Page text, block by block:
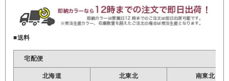
■送料
宅配便
北海道 北東北 南東北